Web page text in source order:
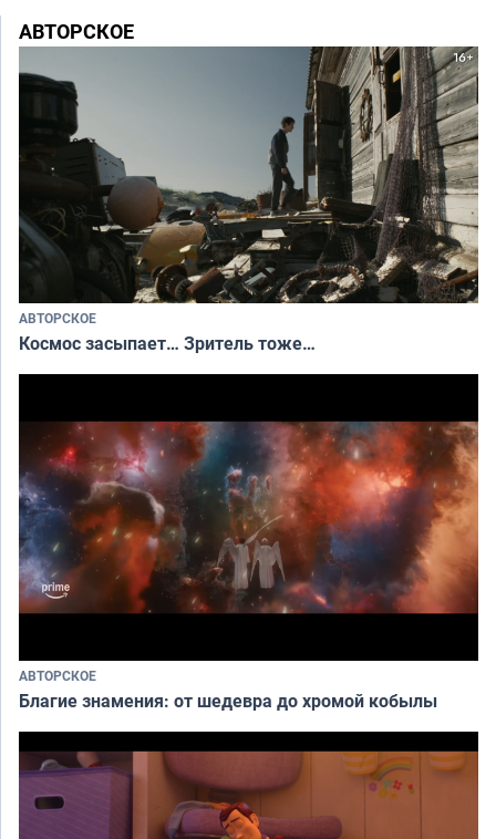
АВТОРСКОЕ
АВТОРСКОЕ
Космос засыпает… Зритель тоже…
АВТОРСКОЕ
Благие знамения: от шедевра до хромой кобылы